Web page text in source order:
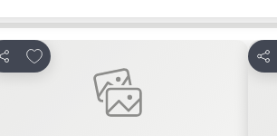
Partager
Ajouter à mes favoris